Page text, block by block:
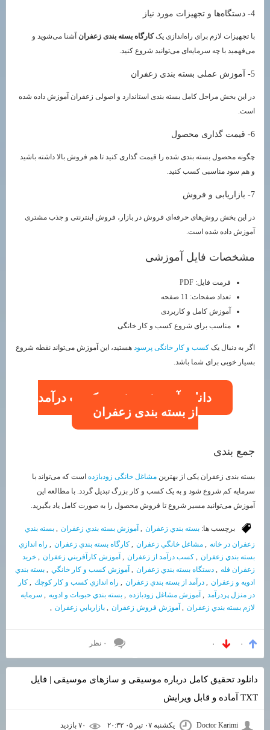
4- دستگاه‌ها و تجهیزات مورد نیاز
با تجهیزات لازم برای راه‌اندازی یککارگاه بسته بندی زعفران آشنا می‌شوید و
می‌فهمید با چه سرمایه‌ای می‌توانید شروع کنید.
5- آموزش عملی بسته بندی زعفران
در این بخش مراحل کامل بسته بندی استاندارد و اصولی زعفران آموزش داده شده
است.
6- قیمت گذاری محصول
چگونه محصول بسته بندی شده را قیمت گذاری کنید تا هم فروش بالا داشته باشید
و هم سود مناسبی کسب کنید.
7- بازاریابی و فروش
در این بخش روش‌های حرفه‌ای فروش در بازار، فروش اینترنتی و جذب مشتری
آموزش داده شده است.
مشخصات فایل آموزشی
فرمت فایل: PDF
تعداد صفحات: 11 صفحه
آموزش کامل و کاربردی
مناسب برای شروع کسب و کار خانگی
اگر به دنبال یک کسب و کار خانگی پرسود هستید، این آموزش می‌تواند نقطه شروع
بسیار خوبی برای شما باشد.
دانلود آموزش و شروع کسب درآمد
از بسته بندی زعفران
جمع بندی
بسته بندی زعفران یکی از بهترین مشاغل خانگی زودبازده است که می‌تواند با
سرمایه کم شروع شود و به یک کسب و کار بزرگ تبدیل گردد. با مطالعه این
آموزش می‌توانید مسیر شروع تا فروش محصول را به صورت کامل یاد بگیرید.
برچسب ها: بسته بندي زعفران , آموزش بسته بندي زعفران , بسته بندي
زعفران در خانه , مشاغل خانگي زعفران , كارگاه بسته بندي زعفران , راه اندازي
بسته بندي زعفران , كسب درآمد از زعفران , آموزش كارآفريني زعفران , خريد
زعفران فله , دستگاه بسته بندي زعفران , آموزش كسب و كار خانگي , بسته بندي
ادويه و زعفران , درآمد از بسته بندي زعفران , راه اندازي كسب و كار كوچك , كار
در منزل پردرآمد , آموزش مشاغل زودبازده , بسته بندي حبوبات و ادويه , سرمايه
لازم بسته بندي زعفران , آموزش فروش زعفران , بازاريابي زعفران ,
۰ ۰ ۰ نظر
دانلود تحقیق کامل درباره موسیقی و سازهای موسیقی | فایل
TXT آماده و قابل ویرایش
Doctor Karimi یکشنبه ۰۷ تیر ۰۵ ۲۰:۳۲